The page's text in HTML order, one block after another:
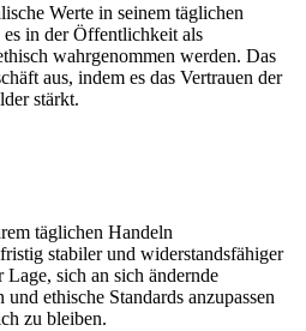
Werte in seinem täglichen
in der Öffentlichkeit als
wahrgenommen werden. Das
aus, indem es das Vertrauen der
stärkt.
täglichen Handeln
stabiler und widerstandsfähiger
Lage, sich an sich ändernde
ethische Standards anzupassen
zu bleiben.